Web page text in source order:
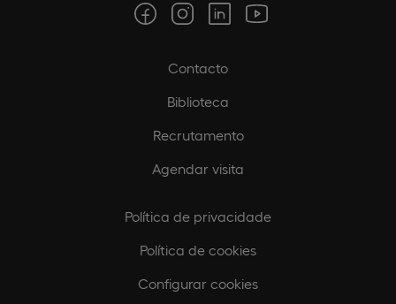
Contacto
Biblioteca
Recrutamento
Agendar visita
Política de privacidade
Política de cookies
Configurar cookies